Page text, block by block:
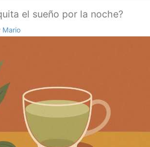
el sueño por la noche?
Mario